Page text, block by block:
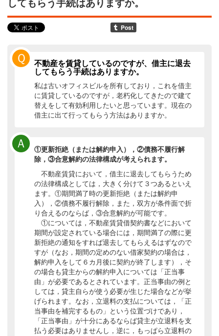
してもらう手続はありますか。
Ｑ
不動産を賃貸しているのですが、借主に退去
してもらう手続はありますか。
私は古いオフィスビルを所有しており，これを借主
に賃貸しているのですが，老朽化してきたので建て
替えをして有効利用したいと思っています。現在の
借主に出て行ってもらう方法はありますか。
Ａ
①更新拒絶（または解約申入），②債務不履行解
除，③合意解約の法律構成が考えられます。
不動産賃貸において，借主に退去してもらうため
の法律構成としては，大きく分けて３つあるといえ
ます。①期間満了時の更新拒絶（または解約申
入），②債務不履行解除，また，双方が条件面で折
り合えるのならば，③合意解約が可能です。
①については，不動産賃貸借契約書などにおいて
期間が設定されている場合には，期間満了の際に更
新拒絶の通知をすれば退去してもらえるはずなので
すが（なお，期間の定めのない借家契約の場合は，
解約申入をして６カ月後に契約が終了します），そ
の場合も貸主からの解約申入については「正当事
由」が必要であるとされています。正当事由の例と
しては，貸主自らが使う必要が生じた場合などが挙
げられます。なお，立退料の支払については，「正
当事由を補完するもの」という位置づけであり，
「正当事由」が十分にあるならば貸主が立退料を支
払う必要はありませんし，逆に，もっぱら立退料の